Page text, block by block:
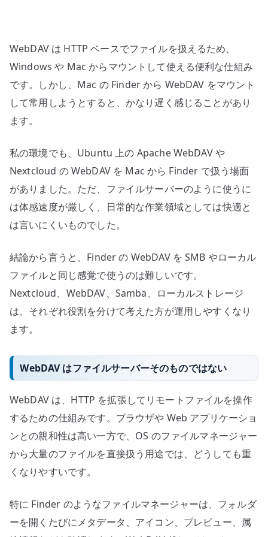
を
分
け
て
え
へ
の
WebDAV は HTTP ベースでファイルを扱えるため、
Windows や Mac からマウントして使える便利な仕組み
です。しかし、Mac の Finder から WebDAV をマウント
して常用しようとすると、かなり遅く感じることがあり
ます。
私の環境でも、Ubuntu 上の Apache WebDAV や
Nextcloud の WebDAV を Mac から Finder で扱う場面
がありました。ただ、ファイルサーバーのように使うに
は体感速度が厳しく、日常的な作業領域としては快適と
は言いにくいものでした。
結論から言うと、Finder の WebDAV を SMB やローカル
ファイルと同じ感覚で使うのは難しいです。
Nextcloud、WebDAV、Samba、ローカルストレージ
は、それぞれ役割を分けて考えた方が運用しやすくなり
ます。
WebDAV はファイルサーバーそのものではない
WebDAV は、HTTP を拡張してリモートファイルを操作
するための仕組みです。ブラウザや Web アプリケーショ
ンとの親和性は高い一方で、OS のファイルマネージャー
から大量のファイルを直接扱う用途では、どうしても重
くなりやすいです。
特に Finder のようなファイルマネージャーは、フォルダ
ーを開くたびにメタデータ、アイコン、プレビュー、属